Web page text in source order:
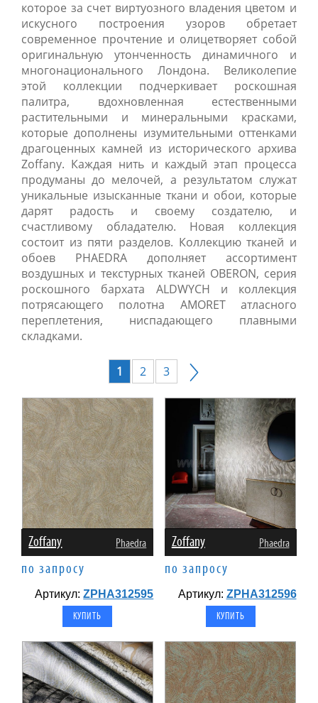
которое за счет виртуозного владения цветом и
искусного построения узоров обретает
современное прочтение и олицетворяет собой
оригинальную утонченность динамичного и
многонационального Лондона. Великолепие
этой коллекции подчеркивает роскошная
палитра, вдохновленная естественными
растительными и минеральными красками,
которые дополнены изумительными оттенками
драгоценных камней из исторического архива
Zoffany. Каждая нить и каждый этап процесса
продуманы до мелочей, а результатом служат
уникальные изысканные ткани и обои, которые
дарят радость и своему создателю, и
счастливому обладателю. Новая коллекция
состоит из пяти разделов. Коллекцию тканей и
обоев PHAEDRA дополняет ассортимент
воздушных и текстурных тканей OBERON, серия
роскошного бархата ALDWYCH и коллекция
потрясающего полотна AMORET атласного
переплетения, ниспадающего плавными
складками.
1 2 3
Zoffany Phaedra
по запросу
Артикул:ZPHA312595
Zoffany Phaedra
по запросу
Артикул: ZPHA312596